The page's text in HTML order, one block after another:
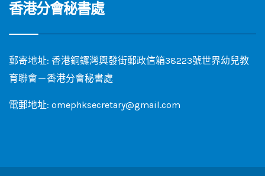
香港分會秘書處
郵寄地址: 香港銅鑼灣興發街郵政信箱38223號世界幼兒教
育聯會－香港分會秘書處
電郵地址: omephksecretary@gmail.com